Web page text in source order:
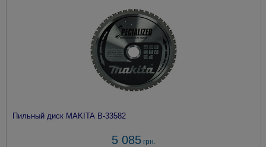
Пильный диск MAKITA B-33582
5 085 грн.